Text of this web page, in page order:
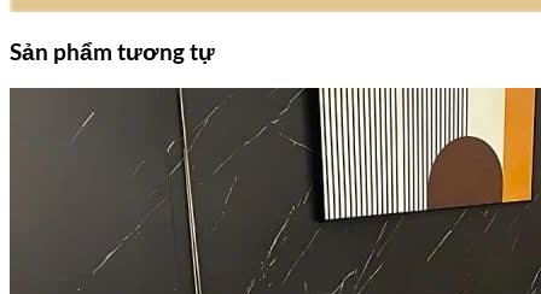
Sản phẩm tương tự